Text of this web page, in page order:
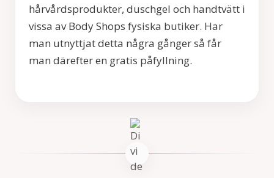
hårvårdsprodukter, duschgel och handtvätt i
vissa av Body Shops fysiska butiker. Har
man utnyttjat detta några gånger så får
man därefter en gratis påfyllning.